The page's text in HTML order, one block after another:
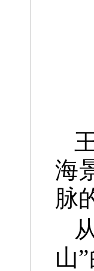
海
脉
山